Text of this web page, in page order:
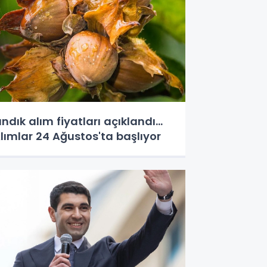
alım fiyatları açıklandı...
24 Ağustos'ta başlıyor